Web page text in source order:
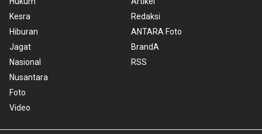
Kesra
Hiburan
Jagat
Nasional
Nusantara
Foto
Video
Redaksi
ANTARA Foto
BrandA
RSS